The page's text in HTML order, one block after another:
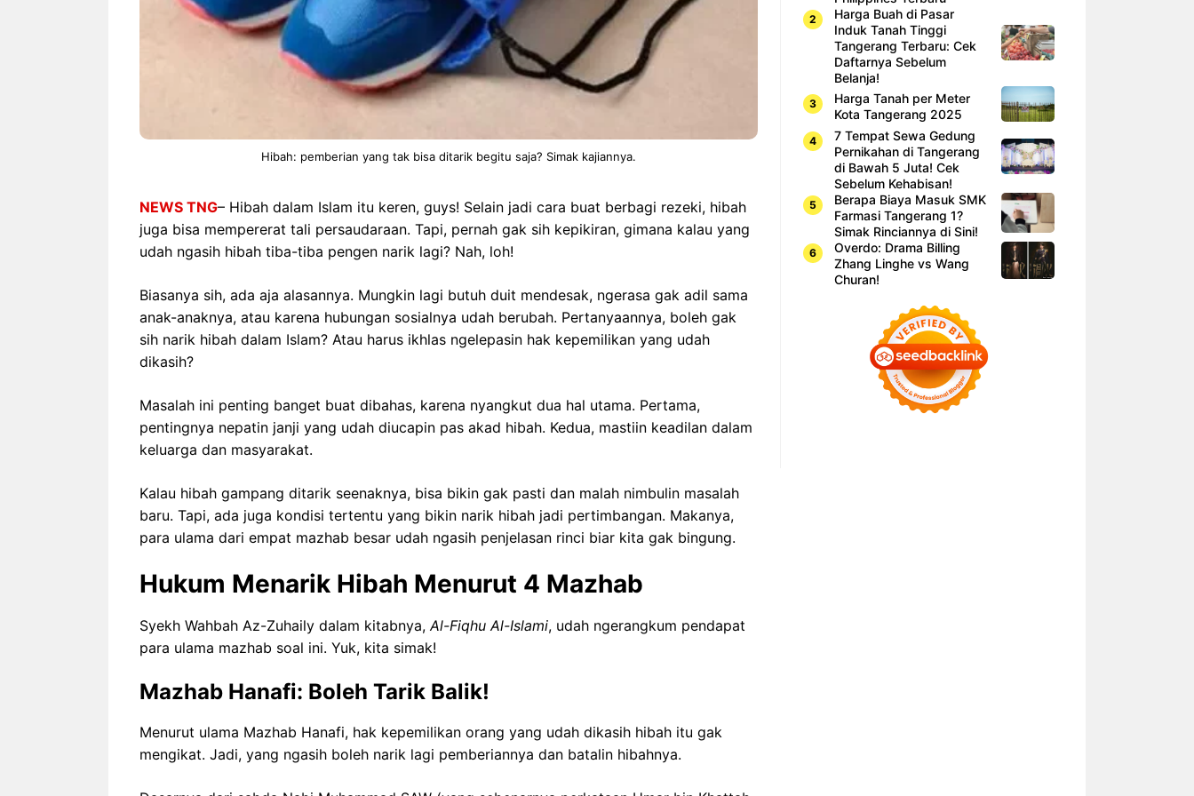
Hibah: pemberian yang tak bisa ditarik begitu saja? Simak kajiannya.
NEWS TNG– Hibah dalam Islam itu keren, guys! Selain jadi cara buat berbagi rezeki, hibah
juga bisa mempererat tali persaudaraan. Tapi, pernah gak sih kepikiran, gimana kalau yang
udah ngasih hibah tiba-tiba pengen narik lagi? Nah, loh!
Biasanya sih, ada aja alasannya. Mungkin lagi butuh duit mendesak, ngerasa gak adil sama
anak-anaknya, atau karena hubungan sosialnya udah berubah. Pertanyaannya, boleh gak
sih narik hibah dalam Islam? Atau harus ikhlas ngelepasin hak kepemilikan yang udah
dikasih?
Masalah ini penting banget buat dibahas, karena nyangkut dua hal utama. Pertama,
pentingnya nepatin janji yang udah diucapin pas akad hibah. Kedua, mastiin keadilan dalam
keluarga dan masyarakat.
Kalau hibah gampang ditarik seenaknya, bisa bikin gak pasti dan malah nimbulin masalah
baru. Tapi, ada juga kondisi tertentu yang bikin narik hibah jadi pertimbangan. Makanya,
para ulama dari empat mazhab besar udah ngasih penjelasan rinci biar kita gak bingung.
Hukum Menarik Hibah Menurut 4 Mazhab
Syekh Wahbah Az-Zuhaily dalam kitabnya,Al-Fiqhu Al-Islami, udah ngerangkum pendapat
para ulama mazhab soal ini. Yuk, kita simak!
Mazhab Hanafi: Boleh Tarik Balik!
Menurut ulama Mazhab Hanafi, hak kepemilikan orang yang udah dikasih hibah itu gak
mengikat. Jadi, yang ngasih boleh narik lagi pemberiannya dan batalin hibahnya.
Harga Buah di Pasar
Induk Tanah Tinggi
Tangerang Terbaru: Cek
Daftarnya Sebelum
Belanja!
Harga Tanah per Meter
Kota Tangerang 2025
7 Tempat Sewa Gedung
Pernikahan di Tangerang
di Bawah 5 Juta! Cek
Sebelum Kehabisan!
Berapa Biaya Masuk SMK
Farmasi Tangerang 1?
Simak Rinciannya di Sini!
Overdo: Drama Billing
Zhang Linghe vs Wang
Churan!